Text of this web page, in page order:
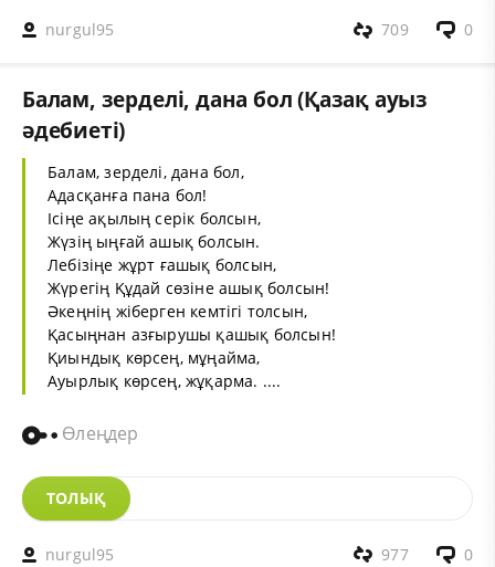
nurgul95 0
709
Балам, зерделі, дана бол (Қазақ ауыз
әдебиеті)
Балам, зерделі, дана бол,
Адасқанға пана бол!
Ісіңе ақылың серік болсын,
Жүзің ыңғай ашық болсын.
Лебізіңе жұрт ғашық болсын,
Жүрегің Құдай сөзіне ашық болсын!
Әкеңнің жіберген кемтігі толсын,
Қасыңнан азғырушы қашық болсын!
Қиындық көрсең, мұңайма,
Ауырлық көрсең, жұқарма. ....
Өлеңдер
ТОЛЫҚ
nurgul95 0
977